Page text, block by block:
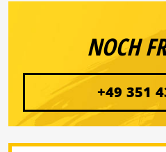
NOCH
+49 351